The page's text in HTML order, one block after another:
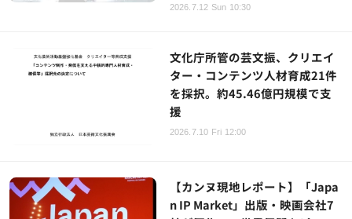
2026.7.12 Sun 10:30
文化庁所管の芸文振、クリエイ
ター・コンテンツ人材育成21件
を採択。約45.46億円規模で支
援
2026.7.10 Fri 12:00
【カンヌ現地レポート】「Japa
n IP Market」出版・映画会社7